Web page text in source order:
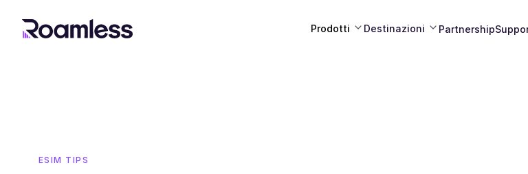
Prodotti Destinazioni Partnership
ESIM TIPS